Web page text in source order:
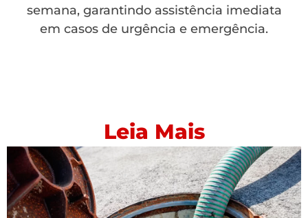
semana, garantindo assistência imediata
em casos de urgência e emergência.
Leia Mais